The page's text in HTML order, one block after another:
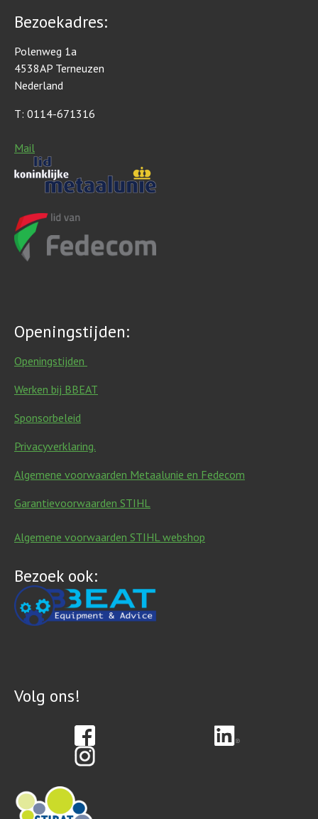
Bezoekadres:
Polenweg 1a
4538AP Terneuzen
Nederland
T: 0114-671316
Mail
Openingstijden:
Openingstijden
Werken bij BBEAT
Sponsorbeleid
Privacyverklaring.
Algemene voorwaarden Metaalunie en Fedecom
Garantievoorwaarden STIHL
Algemene voorwaarden STIHL webshop
Bezoek ook:
Volg ons!